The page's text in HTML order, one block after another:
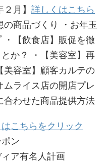
月】 詳しくはこちら
の商品づくり ・お年玉
・【飲食店】販促を徹
か？ ・【美容室】再
美容室】顧客カルテの
ライス店の開店プレ
合わせた商品提供方法
こちらをクリック
ン
ア有名人計画